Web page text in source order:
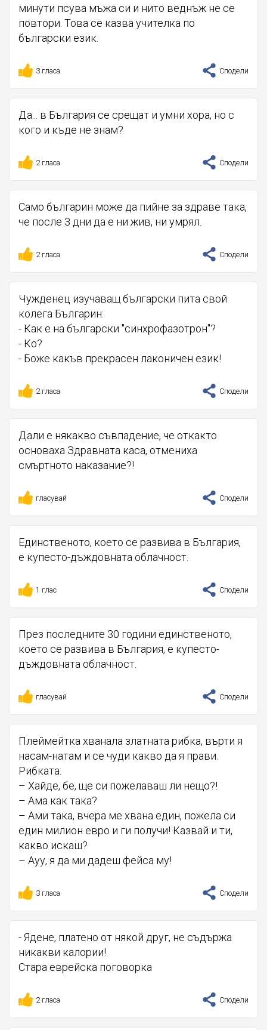
минути псува мъжа си и нито веднъж не се
повтори. Това се казва учителка по
български език.
3 гласа Сподели
Да... в България се срещат и умни хора, но с
кого и къде не знам?
2 гласа Сподели
Само българин може да пийне за здраве така,
че после 3 дни да е ни жив, ни умрял.
2 гласа Сподели
Чужденец изучаващ български пита свой
колега Българин:
- Как е на български "синхрофазотрон"?
- Ко?
- Боже какъв прекрасен лаконичен език!
2 гласа Сподели
Дали е някакво съвпадение, че откакто
основаха Здравната каса, отмениха
смъртното наказание?!
гласувай Сподели
Единственото, което се развива в България,
е ️купесто-дъждовната облачност.
1 глас Сподели
През последните 30 години единственото,
което се развива в България, е купесто-
дъждовната облачност.
гласувай Сподели
Плеймейтка хванала златната рибка, върти я
насам-натам и се чуди какво да я прави.
Рибката:
– Хайде, бе, ще си пожелаваш ли нещо?!
– Ама как така?
– Ами така, вчера ме хвана един, пожела си
един милион евро и ги получи! Казвай и ти,
какво искаш?
– Ауу, я да ми дадеш фейса му!
3 гласа Сподели
- Ядене, платено от някой друг, не съдържа
никакви калории!
Стара еврейска поговорка
2 гласа Сподели